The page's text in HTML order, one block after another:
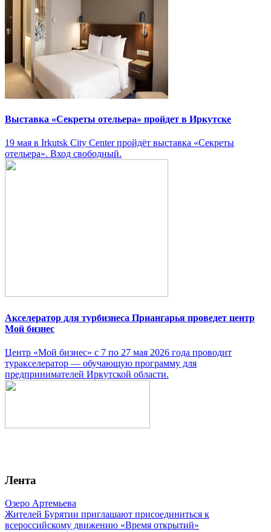
Выставка «Секреты отельера» пройдет в Иркутске
19 мая в Irkutsk City Center пройдёт выставка «Секреты
отельера». Вход свободный.
Акселератор для турбизнеса Приангарья проведет центр
Мой бизнес
Центр «Мой бизнес» с 7 по 27 мая 2026 года проводит
туракселератор — обучающую программу для
предпринимателей Иркутской области.
Лента
Озеро Артемьева
Жителей Бурятии приглашают присоединиться к
всероссийскому движению «Время открытий»